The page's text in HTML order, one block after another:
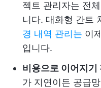
젝트 관리자는 전
니다. 대화형 간트
경 내역 관리는 이
입니다.
비용으로 이어지기
가 지연이든 공급